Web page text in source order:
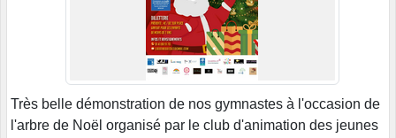
Très belle démonstration de nos gymnastes à l'occasion de
l'arbre de Noël organisé par le club d'animation des jeunes